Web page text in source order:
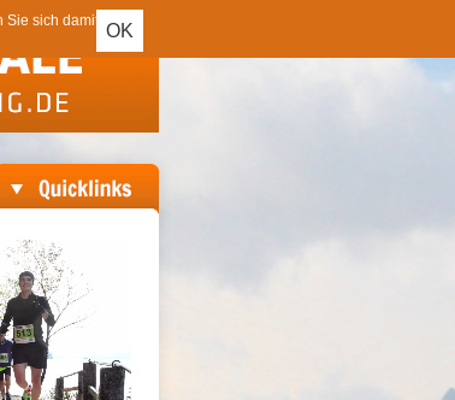
OK
Sie sich damit